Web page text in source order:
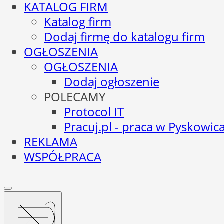
KATALOG FIRM
Katalog firm
Dodaj firmę do katalogu firm
OGŁOSZENIA
OGŁOSZENIA
Dodaj ogłoszenie
POLECAMY
Protocol IT
Pracuj.pl - praca w
REKLAMA
WSPÓŁPRACA